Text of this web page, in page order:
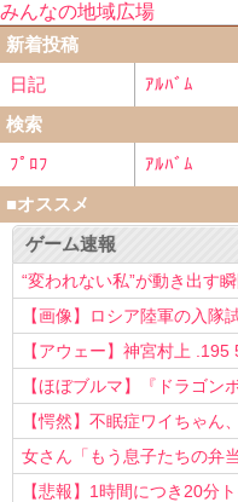
みんなの地域広場
新着投稿
日記
ｱﾙﾊﾞﾑ
検索
ﾌﾟﾛﾌ
ｱﾙﾊﾞﾑ
■オススメ
ゲーム速報
“変われない私”が動き出す
【画像】ロシア陸軍の入隊
【アウェー】神宮村上
【ほぼブルマ】『ドラゴン
ン、クッソ可愛すぎる
【愕然】不眠症ワイちゃ
ｗｗｗｗ
女さん「もう息子たちの弁
う知らない！」
【悲報】1時間につき20分